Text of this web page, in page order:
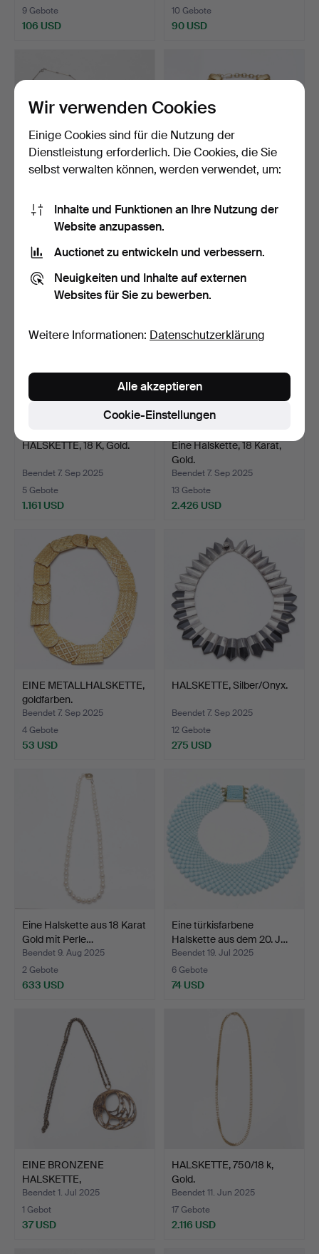
9 Gebote
106 USD
10 Gebote
90 USD
HALSKETTE,
Silber/Amethyst.
Beendet 20. Nov 2025
4 Gebote
HALSKETTE,
Emaillearbeit/Reptextil,
2 Gebote
HALSKETTE, 18 K, Gold.
Beendet 7. Sep 2025
5 Gebote
1.161 USD
Eine Halskette, 18 Karat,
Gold.
Beendet 7. Sep 2025
13 Gebote
2.426 USD
EINE METALLHALSKETTE,
goldfarben.
Beendet 7. Sep 2025
4 Gebote
53 USD
HALSKETTE, Silber/Onyx.
Beendet 7. Sep 2025
12 Gebote
275 USD
Eine Halskette aus 18 Karat
Gold mit Perle…
Beendet 9. Aug 2025
2 Gebote
633 USD
Eine türkisfarbene
Halskette aus dem 20. J…
Beendet 19. Jul 2025
6 Gebote
74 USD
EINE BRONZENE
HALSKETTE,
möglicherweise Ka…
Beendet 1. Jul 2025
1 Gebot
37 USD
HALSKETTE, 750/18 k,
Gold.
Beendet 11. Jun 2025
17 Gebote
2.116 USD
Wir verwenden Cookies
Einige Cookies sind für die Nutzung der
Dienstleistung erforderlich. Die Cookies, die Sie
selbst verwalten können, werden verwendet, um:
Inhalte und Funktionen an Ihre Nutzung der
Website anzupassen.
Auctionet zu entwickeln und verbessern.
Neuigkeiten und Inhalte auf externen
Websites für Sie zu bewerben.
Weitere Informationen: Datenschutzerklärung
Cookie-Einstellungen
Alle akzeptieren